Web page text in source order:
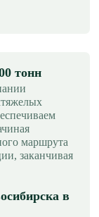
тонн
маршрута
заканчивая
в